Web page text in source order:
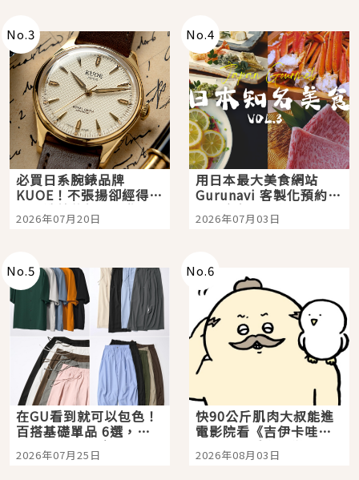
No.3
必買日系腕錶品牌
KUOE！不張揚卻經得起
時間洗鍊的經典之作五
選
2026年07月20日
No.4
用日本最大美食網站
Gurunavi 客製化預約九
大都市餐廳，打造專屬
美食體驗！
2026年07月03日
No.5
在GU看到就可以包色！
百搭基礎單品 6選，閉
眼全收也不心疼
2026年07月25日
No.6
快90公斤肌肉大叔能進
電影院看《吉伊卡哇》
嗎？日本重金屬樂團
「打首」會長與nagano
2026年08月03日